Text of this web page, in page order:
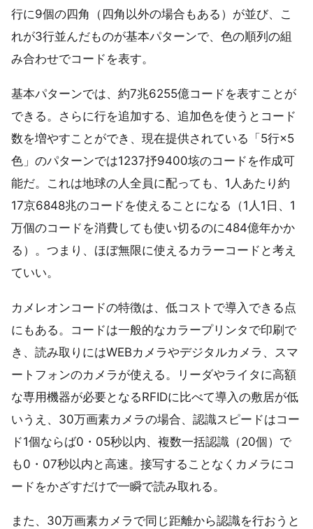
行に9個の四角（四角以外の場合もある）が並び、こ
れが3行並んだものが基本パターンで、色の順列の組
み合わせでコードを表す。
基本パターンでは、約7兆6255億コードを表すことが
できる。さらに行を追加する、追加色を使うとコード
数を増やすことができ、現在提供されている「5行×5
色」のパターンでは1237抒9400垓のコードを作成可
能だ。これは地球の人全員に配っても、1人あたり約
17京6848兆のコードを使えることになる（1人1日、1
万個のコードを消費しても使い切るのに484億年かか
る）。つまり、ほぼ無限に使えるカラーコードと考え
ていい。
カメレオンコードの特徴は、低コストで導入できる点
にもある。コードは一般的なカラープリンタで印刷で
き、読み取りにはWEBカメラやデジタルカメラ、スマ
ートフォンのカメラが使える。リーダやライタに高額
な専用機器が必要となるRFIDに比べて導入の敷居が低
いうえ、30万画素カメラの場合、認識スピードはコー
ド1個ならば0・05秒以内、複数一括認識（20個）で
も0・07秒以内と高速。接写することなくカメラにコ
ードをかざすだけで一瞬で読み取れる。
また、30万画素カメラで同じ距離から認識を行おうと